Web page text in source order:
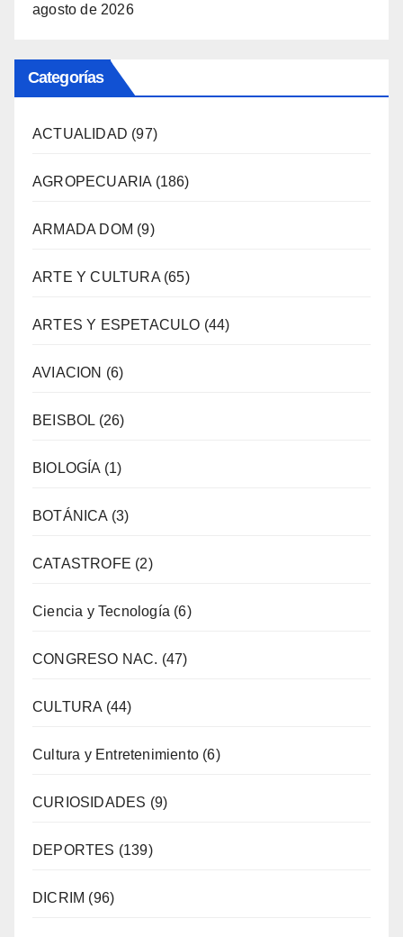
agosto de 2026
Categorías
ACTUALIDAD (97)
AGROPECUARIA(186)
ARMADA DOM (9)
ARTE Y CULTURA(65)
ARTES Y ESPETACULO (44)
AVIACION (6)
BEISBOL(26)
BIOLOGÍA(1)
BOTÁNICA(3)
CATASTROFE (2)
Ciencia y Tecnología (6)
CONGRESO NAC. (47)
CULTURA(44)
Cultura y Entretenimiento (6)
CURIOSIDADES (9)
DEPORTES (139)
DICRIM (96)